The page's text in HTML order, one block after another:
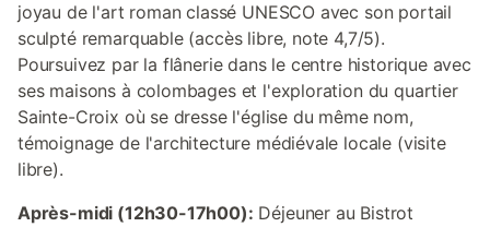
joyau de l'art roman classé UNESCO avec son portail
sculpté remarquable (accès libre, note 4,7/5).
Poursuivez par la flânerie dans le centre historique avec
ses maisons à colombages et l'exploration du quartier
Sainte-Croix où se dresse l'église du même nom,
témoignage de l'architecture médiévale locale (visite
libre).
Après-midi (12h30-17h00): Déjeuner au Bistrot